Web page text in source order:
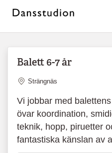
Balett 6-7 år
Plats
Strängnäs
Vi jobbar med
övar koordination,
teknik, hopp, piruetter
fantastiska känslan av